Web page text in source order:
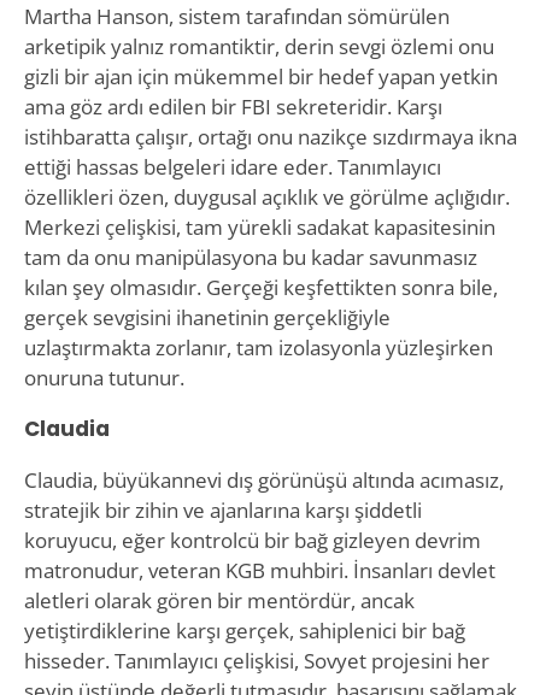
Martha Hanson, sistem tarafından sömürülen
arketipik yalnız romantiktir, derin sevgi özlemi onu
gizli bir ajan için mükemmel bir hedef yapan yetkin
ama göz ardı edilen bir FBI sekreteridir. Karşı
istihbaratta çalışır, ortağı onu nazikçe sızdırmaya ikna
ettiği hassas belgeleri idare eder. Tanımlayıcı
özellikleri özen, duygusal açıklık ve görülme açlığıdır.
Merkezi çelişkisi, tam yürekli sadakat kapasitesinin
tam da onu manipülasyona bu kadar savunmasız
kılan şey olmasıdır. Gerçeği keşfettikten sonra bile,
gerçek sevgisini ihanetinin gerçekliğiyle
uzlaştırmakta zorlanır, tam izolasyonla yüzleşirken
onuruna tutunur.
Claudia
Claudia, büyükannevi dış görünüşü altında acımasız,
stratejik bir zihin ve ajanlarına karşı şiddetli
koruyucu, eğer kontrolcü bir bağ gizleyen devrim
matronudur, veteran KGB muhbiri. İnsanları devlet
aletleri olarak gören bir mentördür, ancak
yetiştirdiklerine karşı gerçek, sahiplenici bir bağ
hisseder. Tanımlayıcı çelişkisi, Sovyet projesini her